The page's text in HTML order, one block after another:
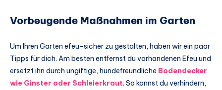
Vorbeugende Maßnahmen im Garten
Um Ihren Garten efeu-sicher zu gestalten, haben wir ein paar
Tipps für dich. Am besten entfernst du vorhandenen Efeu und
ersetzt ihn durch ungiftige, hundefreundliche Bodendecker
wie Ginster oder Schleierkraut. So kannst du verhindern,